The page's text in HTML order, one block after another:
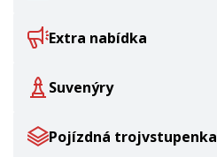
Extra nabídka
Suvenýry
Pojízdná trojvstupenka